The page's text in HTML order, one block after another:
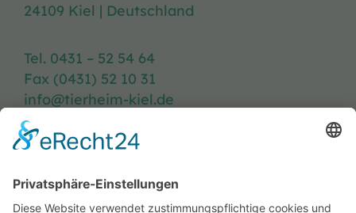
24109 Kiel | Deutschland
Tel. 0431 – 52 54 64
Fax (0431) 52 10 31
info@tierheim-kiel.de
Spenden
Kontakt & Anfahrt